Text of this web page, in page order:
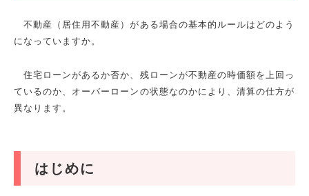
不動産（居住用不動産）がある場合の基本的ルールはどのよう
になっていますか。
住宅ローンがあるか否か、残ローンが不動産の時価額を上回っ
ているのか、オーバーローンの状態なのかにより、清算の仕方が
異なります。
はじめに